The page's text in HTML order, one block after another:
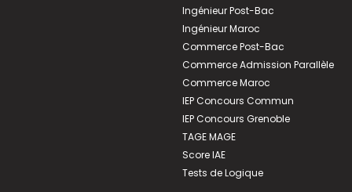
Ingénieur Post-Bac
Ingénieur Maroc
Commerce Post-Bac
Commerce Admission Parallèle
Commerce Maroc
IEP Concours Commun
IEP Concours Grenoble
TAGE MAGE
Score IAE
Tests de Logique